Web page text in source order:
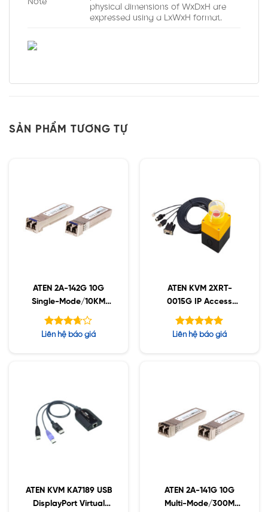
physical dimensions of WxDxH are
expressed using a LxWxH format.
SẢN PHẨM TƯƠNG TỰ
ATEN 2A-142G 10G
Single-Mode/10KM
Fiber SFP+ Module
Được
Liên hệ báo giá
ATEN KVM 2XRT-
0015G IP Access
Control Box
Được xếp
Liên hệ báo giá
ATEN KVM KA7189 USB
DisplayPort Virtual
ATEN 2A-141G 10G
Multi-Mode/300M